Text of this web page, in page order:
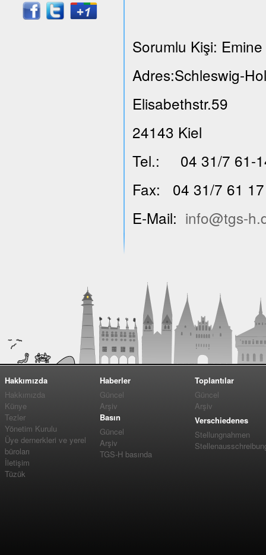
Sorumlu Kişi:
Adres:Schleswig-
Elisabethstr.59
24143 Kiel
Tel.: 04 31/7 61-
Fax: 04 31/7 61 17
E-Mail: info@tgs-
Hakkımızda
Hakkımızda
Künye
Tezler
Yönetim Kurulu
Üye dernerkleri ve yerel
büroları
İletişim
Tüzük
Haberler
Güncel
Arşiv
Basın
Güncel
Arşiv
TGS-H basında
Toplantılar
Güncel
Arşiv
Verschiedenes
Stellungnahmen